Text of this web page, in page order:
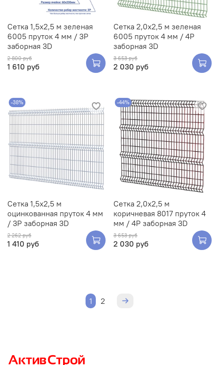
Сетка 1,5х2,5 м зеленая
6005 пруток 4 мм / 3Р
заборная 3D
2 800 руб
1 610 руб
Сетка 2,0х2,5 м зеленая
6005 пруток 4 мм / 4Р
заборная 3D
3 653 руб
2 030 руб
-38%
Сетка 1,5х2,5 м
оцинкованная пруток 4 мм
/ 3Р заборная 3D
2 262 руб
1 410 руб
-44%
Сетка 2,0х2,5 м
коричневая 8017 пруток 4
мм / 4Р заборная 3D
3 653 руб
2 030 руб
1 2